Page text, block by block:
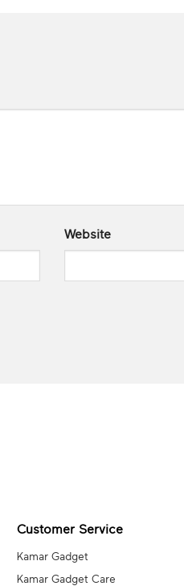
Website
Customer Service
Kamar Gadget
Kamar Gadget Care